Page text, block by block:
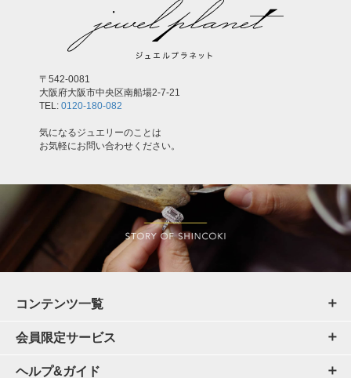
〒542-0081
大阪府大阪市中央区南船場2-7-21
TEL: 0120-180-082
気になるジュエリーのことは
お気軽にお問い合わせください。
コンテンツ一覧
会員限定サービス
ヘルプ&ガイド